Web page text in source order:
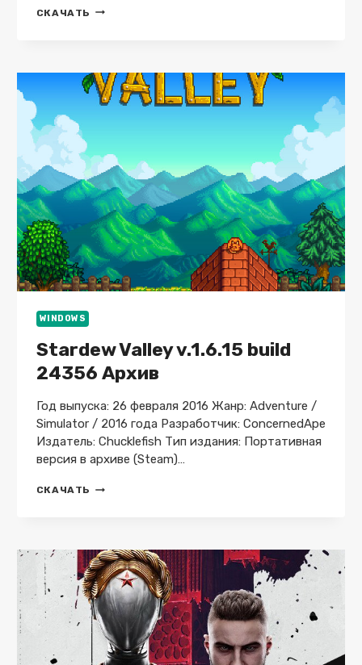
СКАЧАТЬ ATTACK
FINAL
BATTLE
WINDOWS
Stardew Valley v.1.6.15 build
24356 Архив
Год выпуска: 26 февраля 2016 Жанр: Adventure /
Simulator / 2016 года Разработчик: ConcernedApe
Издатель: Chucklefish Тип издания: Портативная
версия в архиве (Steam)…
СКАЧАТЬ STARDEW
АРХИВ